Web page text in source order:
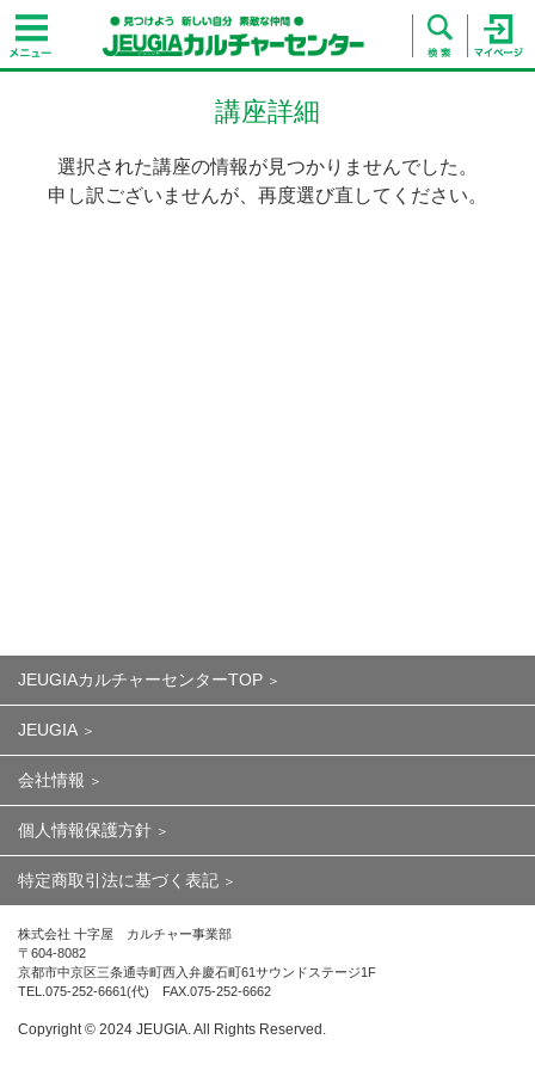
講座詳細
選択された講座の情報が見つかりませんでした。
申し訳ございませんが、再度選び直してください。
JEUGIAカルチャーセンターTOP
JEUGIA
会社情報
個人情報保護方針
特定商取引法に基づく表記
株式会社 十字屋 カルチャー事業部
〒604-8082
京都市中京区三条通寺町西入弁慶石町61サウンドステージ1F
TEL.075-252-6661(代) FAX.075-252-6662
Copyright ©︎ 2024 JEUGIA. All Rights Reserved.